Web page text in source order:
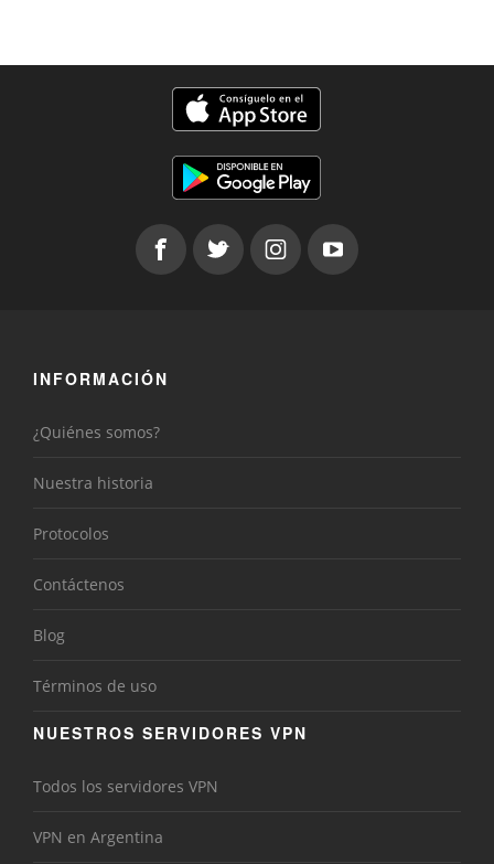
INFORMACIÓN
¿Quiénes somos?
Nuestra historia
Protocolos
Contáctenos
Blog
Términos de uso
NUESTROS SERVIDORES VPN
Todos los servidores VPN
VPN en Argentina